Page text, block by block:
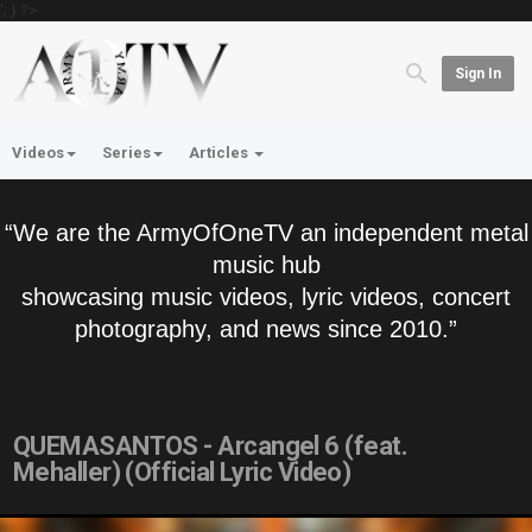
'; } ?>
Sign In
Videos Series Articles
“We are the ArmyOfOneTV an independent metal
music hub
showcasing music videos, lyric videos, concert
photography, and news since 2010.”
QUEMASANTOS - Arcangel 6 (feat.
Mehaller) (Official Lyric Video)